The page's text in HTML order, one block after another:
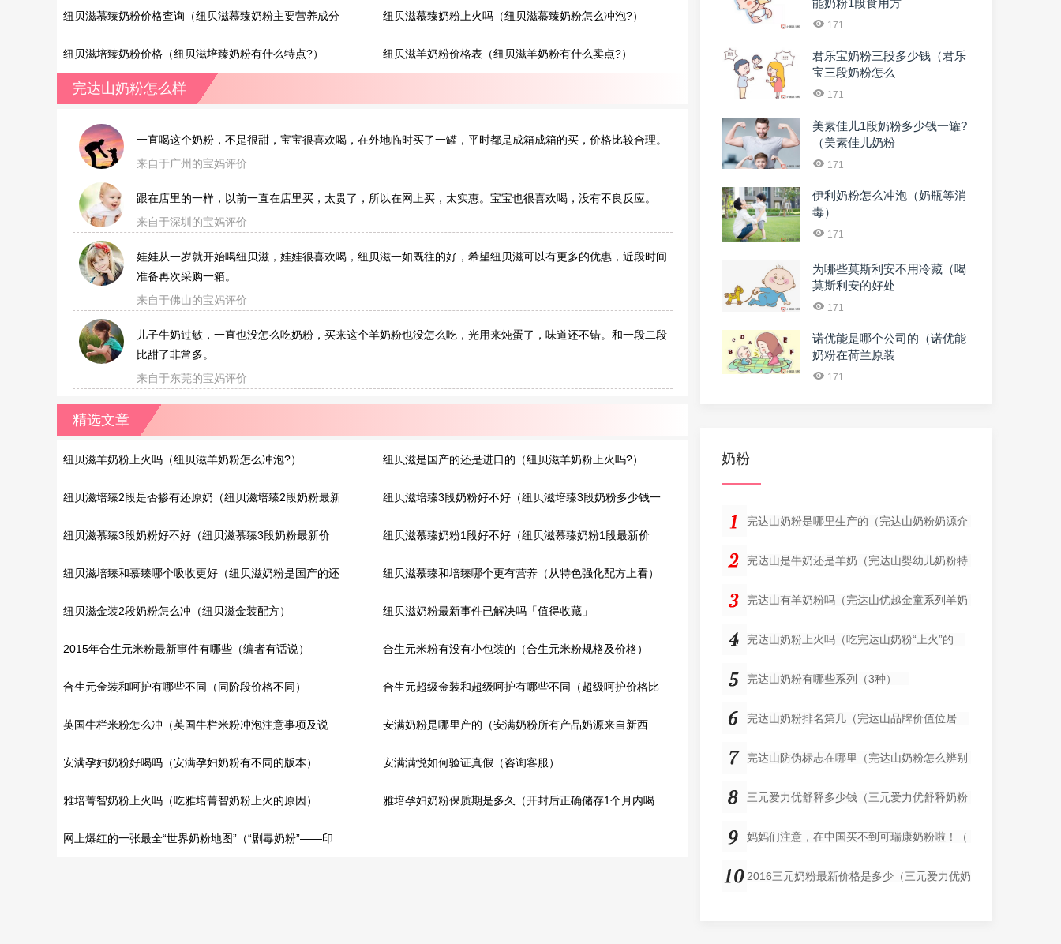
何评价?） 价）
纽贝滋慕臻奶粉价格查询（纽贝滋慕臻奶粉主要营养成分
解析）
纽贝滋慕臻奶粉上火吗（纽贝滋慕臻奶粉怎么冲泡?）
纽贝滋培臻奶粉价格（纽贝滋培臻奶粉有什么特点?） 纽贝滋羊奶粉价格表（纽贝滋羊奶粉有什么卖点?）
完达山奶粉怎么样
一直喝这个奶粉，不是很甜，宝宝很喜欢喝，在外地临时买了一罐，平时都是成箱成箱的买，价格比较合理。
来自于广州的宝妈评价
跟在店里的一样，以前一直在店里买，太贵了，所以在网上买，太实惠。宝宝也很喜欢喝，没有不良反应。
来自于深圳的宝妈评价
娃娃从一岁就开始喝纽贝滋，娃娃很喜欢喝，纽贝滋一如既往的好，希望纽贝滋可以有更多的优惠，近段时间
准备再次采购一箱。
来自于佛山的宝妈评价
儿子牛奶过敏，一直也没怎么吃奶粉，买来这个羊奶粉也没怎么吃，光用来炖蛋了，味道还不错。和一段二段
比甜了非常多。
来自于东莞的宝妈评价
精选文章
纽贝滋羊奶粉上火吗（纽贝滋羊奶粉怎么冲泡?） 纽贝滋是国产的还是进口的（纽贝滋羊奶粉上火吗?）
纽贝滋培臻2段是否掺有还原奶（纽贝滋培臻2段奶粉最新
价格）
纽贝滋培臻3段奶粉好不好（纽贝滋培臻3段奶粉多少钱一
罐?）
纽贝滋慕臻3段奶粉好不好（纽贝滋慕臻3段奶粉最新价
格）
纽贝滋慕臻奶粉1段好不好（纽贝滋慕臻奶粉1段最新价
格）
纽贝滋培臻和慕臻哪个吸收更好（纽贝滋奶粉是国产的还
是进口的?）
纽贝滋慕臻和培臻哪个更有营养（从特色强化配方上看）
纽贝滋金装2段奶粉怎么冲（纽贝滋金装配方） 纽贝滋奶粉最新事件已解决吗「值得收藏」
2015年合生元米粉最新事件有哪些（编者有话说） 合生元米粉有没有小包装的（合生元米粉规格及价格）
合生元金装和呵护有哪些不同（同阶段价格不同） 合生元超级金装和超级呵护有哪些不同（超级呵护价格比
超级金装贵）
英国牛栏米粉怎么冲（英国牛栏米粉冲泡注意事项及说
明）
安满奶粉是哪里产的（安满奶粉所有产品奶源来自新西
兰）
安满孕妇奶粉好喝吗（安满孕妇奶粉有不同的版本） 安满满悦如何验证真假（咨询客服）
雅培菁智奶粉上火吗（吃雅培菁智奶粉上火的原因） 雅培孕妇奶粉保质期是多久（开封后正确储存1个月内喝
网上爆红的一张最全“世界奶粉地图”（“剧毒奶粉”——印
171
君乐宝奶粉三段多少钱（君乐
宝三段奶粉怎么
171
美素佳儿1段奶粉多少钱一罐?
（美素佳儿奶粉
171
伊利奶粉怎么冲泡（奶瓶等消
毒）
171
为哪些莫斯利安不用冷藏（喝
莫斯利安的好处
171
诺优能是哪个公司的（诺优能
奶粉在荷兰原装
171
奶粉
完达山奶粉是哪里生产的（完达山奶粉奶源介
完达山是牛奶还是羊奶（完达山婴幼儿奶粉特
完达山有羊奶粉吗（完达山优越金童系列羊奶
完达山奶粉上火吗（吃完达山奶粉“上火”的
完达山奶粉有哪些系列（3种）
完达山奶粉排名第几（完达山品牌价值位居
完达山防伪标志在哪里（完达山奶粉怎么辨别
三元爱力优舒释多少钱（三元爱力优舒释奶粉
妈妈们注意，在中国买不到可瑞康奶粉啦！（
2016三元奶粉最新价格是多少（三元爱力优奶